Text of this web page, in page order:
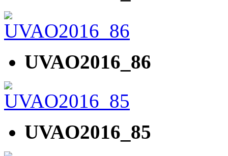
UVAO2016_86
UVAO2016_85